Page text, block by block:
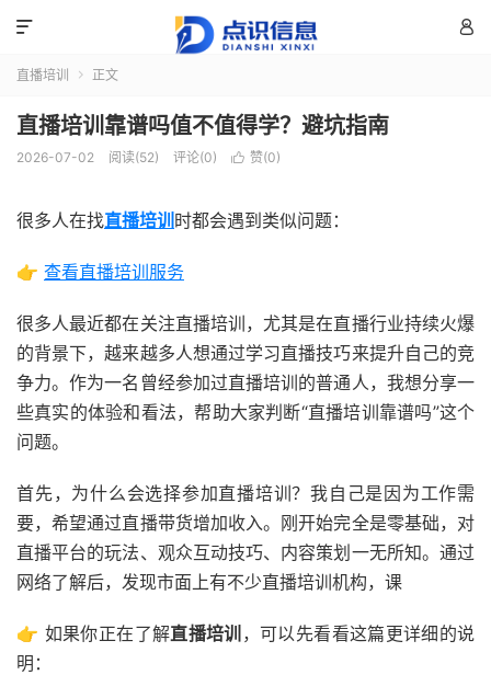


直播培训  正文
直播培训靠谱吗值不值得学？避坑指南
2026-07-02 阅读(52) 评论(0)  赞(0)
很多人在找直播培训 时都会遇到类似问题：
👉 查看直播培训服务
很多人最近都在关注直播培训，尤其是在直播行业持续火爆
的背景下，越来越多人想通过学习直播技巧来提升自己的竞
争力。作为一名曾经参加过直播培训的普通人，我想分享一
些真实的体验和看法，帮助大家判断“直播培训靠谱吗”这个
问题。
首先，为什么会选择参加直播培训？我自己是因为工作需
要，希望通过直播带货增加收入。刚开始完全是零基础，对
直播平台的玩法、观众互动技巧、内容策划一无所知。通过
网络了解后，发现市面上有不少直播培训机构，课
👉 如果你正在了解直播培训 ，可以先看看这篇更详细的说
明：